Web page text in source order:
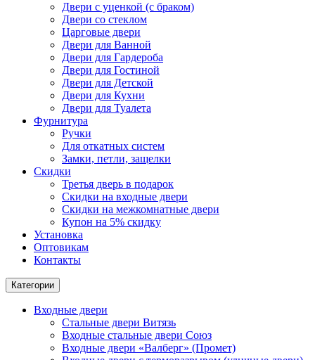
Двери с уценкой (с браком)
Двери со стеклом
Царговые двери
Двери для Ванной
Двери для Гардероба
Двери для Гостиной
Двери для Детской
Двери для Кухни
Двери для Туалета
Фурнитура
Ручки
Для откатных систем
Замки, петли, защелки
Скидки
Третья дверь в подарок
Скидки на входные двери
Скидки на межкомнатные двери
Купон на 5% скидку
Установка
Оптовикам
Контакты
Категории
Входные двери
Стальные двери Витязь
Входные стальные двери Союз
Входные двери «Валберг» (Промет)